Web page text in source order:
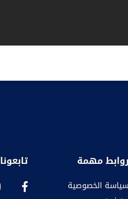
روابط مهمة
سياسة الخصوصية
تابعونا